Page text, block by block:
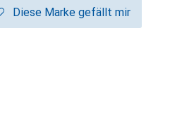
Diese Marke gefällt mir